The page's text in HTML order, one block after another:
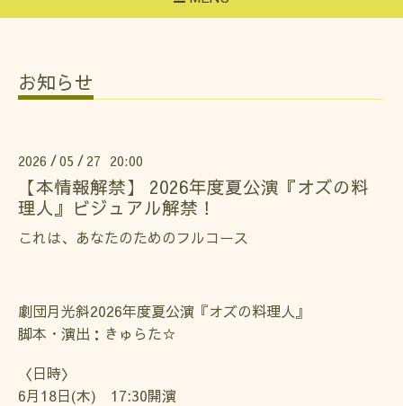
お知らせ
2026 /05 / 27 20:00
【本情報解禁】 2026年度夏公演『オズの料
理人』ビジュアル解禁！
これは、あなたのためのフルコース
劇団月光斜2026年度夏公演『オズの料理人』
脚本・演出：きゅらた☆
〈日時〉
6月18日(木) 17:30開演